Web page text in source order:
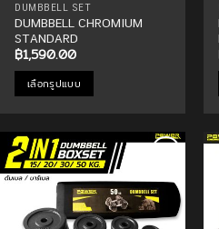
page
DUMBBELL SET
DUMBBELL CHROMIUM
STANDARD
฿1,590.00
เลือกรูปแบบ
has
multiple
variants.
options
Wishlist